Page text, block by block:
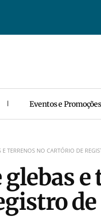
Eventos e Promoções
TERRENOS NO CARTÓRIO DE
glebas